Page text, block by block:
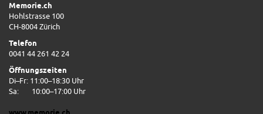
Memorie.ch
Hohlstrasse 100
CH-8004 Zürich
Telefon
0041 44 261 42 24
Öffnungszeiten
Di–Fr: 11:00–18:30 Uhr
Sa:
10:00–17:00 Uhr